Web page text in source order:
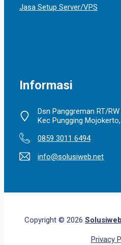
Jasa Setup Server/VPS
Informasi
Dsn Panggreman RT/
Kec Pungging
0859 3011 6494
info@solusiweb.net
Copyright © 2026
Privacy